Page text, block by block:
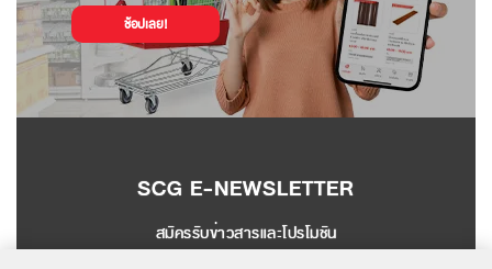
ช้อปเลย!
SCG E-NEWSLETTER
สมัครรับข่าวสารและโปรโมชัน